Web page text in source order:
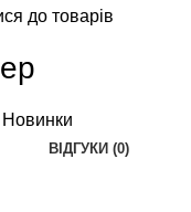
до товарів
Новинки
ВІДГУКИ (0)